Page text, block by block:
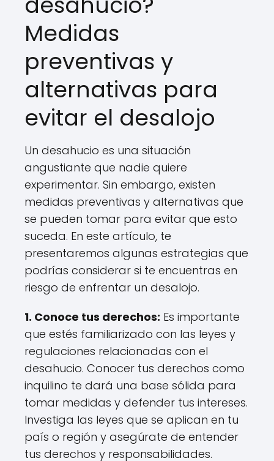
Medidas
preventivas y
alternativas para
evitar el desalojo
Un desahucio es una situación
angustiante que nadie quiere
experimentar. Sin embargo, existen
medidas preventivas y alternativas que
se pueden tomar para evitar que esto
suceda. En este artículo, te
presentaremos algunas estrategias que
podrías considerar si te encuentras en
riesgo de enfrentar un desalojo.
1. Conoce tus derechos: Es importante
que estés familiarizado con las leyes y
regulaciones relacionadas con el
desahucio. Conocer tus derechos como
inquilino te dará una base sólida para
tomar medidas y defender tus intereses.
Investiga las leyes que se aplican en tu
país o región y asegúrate de entender
tus derechos y responsabilidades.